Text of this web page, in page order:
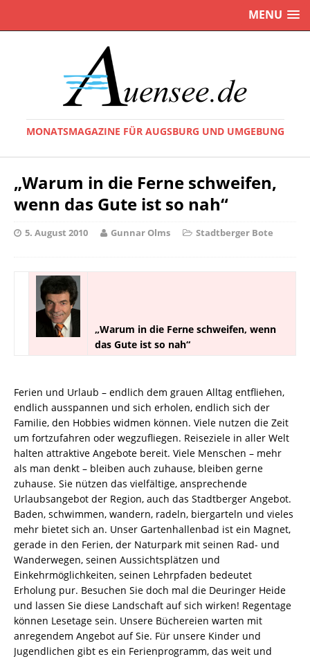
MENU
MONATSMAGAZINE FÜR AUGSBURG UND UMGEBUNG
„Warum in die Ferne schweifen,
wenn das Gute ist so nah“
5. August 2010 Gunnar Olms Stadtberger Bote
„Warum in die Ferne schweifen, wenn
das Gute ist so nah“
Ferien und Urlaub – endlich dem grauen Alltag entfliehen,
endlich ausspannen und sich erholen, endlich sich der
Familie, den Hobbies widmen können. Viele nutzen die Zeit
um fortzufahren oder wegzufliegen. Reiseziele in aller Welt
halten attraktive Angebote bereit. Viele Menschen – mehr
als man denkt – bleiben auch zuhause, bleiben gerne
zuhause. Sie nützen das vielfältige, ansprechende
Urlaubsangebot der Region, auch das Stadtberger Angebot.
Baden, schwimmen, wandern, radeln, biergarteln und vieles
mehr bietet sich an. Unser Gartenhallenbad ist ein Magnet,
gerade in den Ferien, der Naturpark mit seinen Rad- und
Wanderwegen, seinen Aussichtsplätzen und
Einkehrmöglichkeiten, seinen Lehrpfaden bedeutet
Erholung pur. Besuchen Sie doch mal die Deuringer Heide
und lassen Sie diese Landschaft auf sich wirken! Regentage
können Lesetage sein. Unsere Büchereien warten mit
anregendem Angebot auf Sie. Für unsere Kinder und
Jugendlichen gibt es ein Ferienprogramm, das weit und